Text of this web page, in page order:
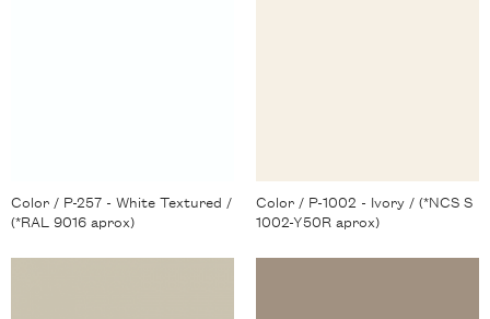
Color / P-257 - White Textured /
(*RAL 9016 aprox)
Color / P-1002 - Ivory / (*NCS S
1002-Y50R aprox)